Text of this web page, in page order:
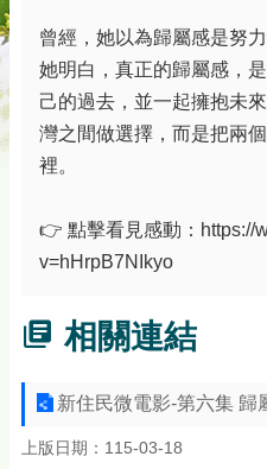
曾經，她以為歸屬感是努
她明白，真正的歸屬感，
己的過去，並一起擁抱未
灣之間做選擇，而是把兩
裡。
👉 點擊看見感動：https://
v=hHrpB7NIkyo
相關連結
新住民微電影-第六集 歸
上版日期：115-03-18